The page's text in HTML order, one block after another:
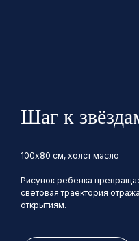
Шаг к
100х80 см, холст масло
Рисунок ребёнка
световая траектория
открытиям.